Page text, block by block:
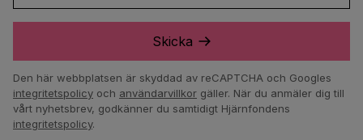
Skicka
Den här webbplatsen är skyddad av reCAPTCHA och Googles
integritetspolicy och användarvillkor gäller. När du anmäler dig till
vårt nyhetsbrev, godkänner du samtidigt Hjärnfondens
integritetspolicy.